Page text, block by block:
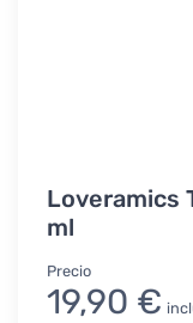
Loveramics
ml
Precio
19,90 €